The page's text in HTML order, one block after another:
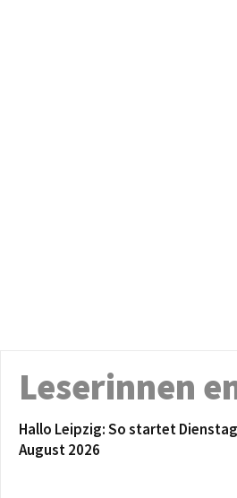
Leserinnen
Hallo Leipzig: So startet
August 2026